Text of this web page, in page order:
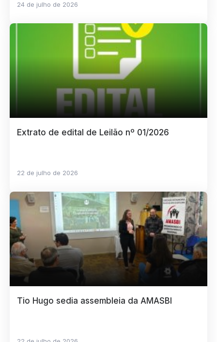
24 de julho de 2026
Extrato de edital de Leilão nº 01/2026
22 de julho de 2026
Tio Hugo sedia assembleia da AMASBI